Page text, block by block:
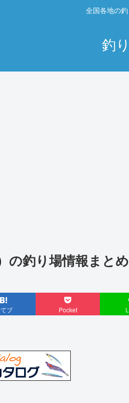
全国各地の
釣
の釣り場情報まと
ブ Pocket